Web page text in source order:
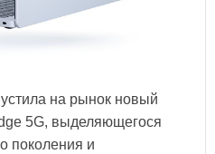
на рынок новый
5G, выделяющегося
поколения и